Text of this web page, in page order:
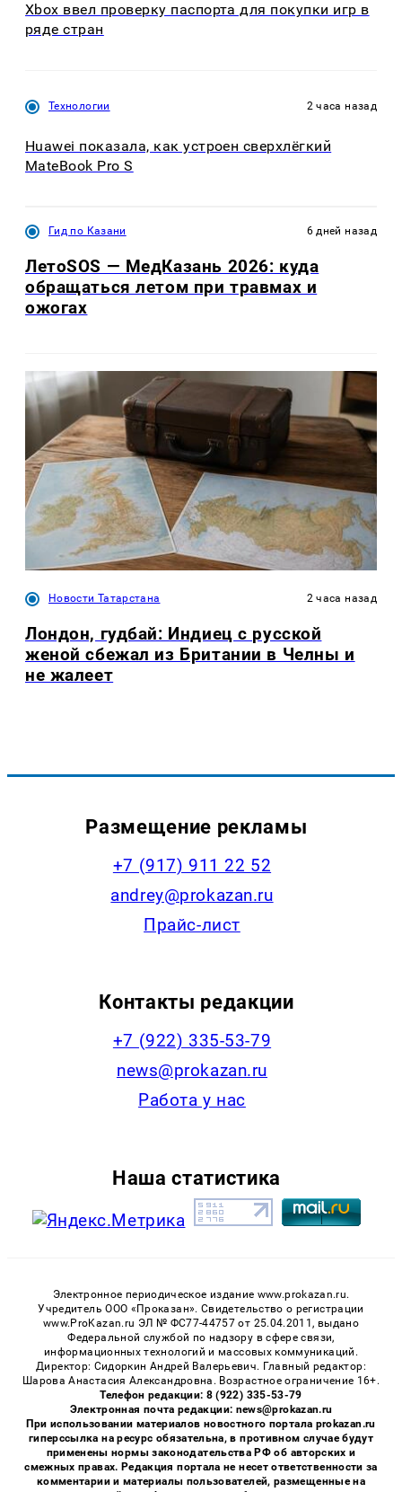
Xbox ввел проверку паспорта для покупки игр в
ряде стран
Технологии 2 часа назад
Huawei показала, как устроен сверхлёгкий
MateBook Pro S
Гид по Казани 6 дней назад
ЛетоSOS — МедКазань 2026: куда
обращаться летом при травмах и
ожогах
Новости Татарстана 2 часа назад
Лондон, гудбай: Индиец с русской
женой сбежал из Британии в Челны и
не жалеет
Размещение рекламы
+7 (917) 911 22 52
andrey@prokazan.ru
Прайс-лист
Контакты редакции
+7 (922) 335-53-79
news@prokazan.ru
Работа у нас
Наша статистика
Электронное периодическое издание www.prokazan.ru.
Учредитель ООО «Проказан». Cвидетельство о регистрации
www.ProKazan.ru ЭЛ № ФС77-44757 от 25.04.2011, выдано
Федеральной службой по надзору в сфере связи,
информационных технологий и массовых коммуникаций.
Директор: Сидоркин Андрей Валерьевич. Главный редактор:
Шарова Анастасия Александровна. Возрастное ограничение 16+.
Телефон редакции: 8 (922) 335-53-79
Электронная почта редакции: news@prokazan.ru
При использовании материалов новостного портала prokazan.ru
гиперссылка на ресурс обязательна, в противном случае будут
применены нормы законодательства РФ об авторских и
смежных правах. Редакция портала не несет ответственности за
комментарии и материалы пользователей, размещенные на